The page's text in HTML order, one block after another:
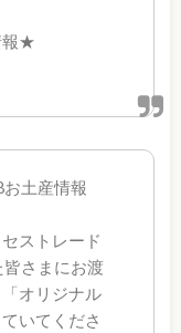
報★
お土産情報
ストレード
皆さまにお渡
オリジナル
いてくださ